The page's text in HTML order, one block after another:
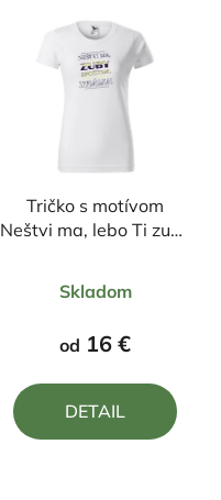
Tričko s motívom
Neštvi ma, lebo Ti zuby
hodnotenie
produktu
4,0
z
Skladom
od 16 €
DETAIL